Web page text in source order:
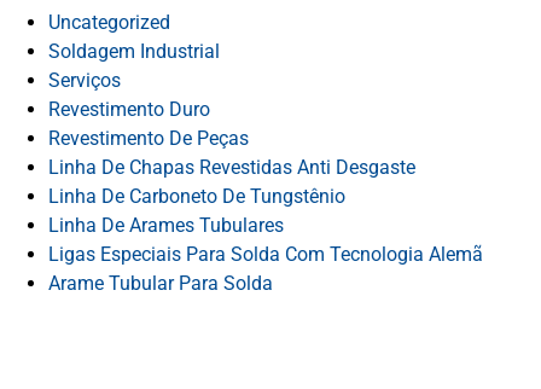
Uncategorized
Soldagem Industrial
Serviços
Revestimento Duro
Revestimento De Peças
Linha De Chapas Revestidas Anti Desgaste
Linha De Carboneto De Tungstênio
Linha De Arames Tubulares
Ligas Especiais Para Solda Com Tecnologia Alemã
Arame Tubular Para Solda